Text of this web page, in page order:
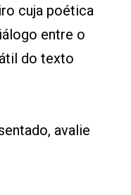
cuja poética
entre o
do texto
avalie